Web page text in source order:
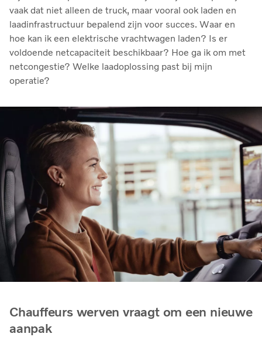
vaak dat niet alleen de truck, maar vooral ook laden en
laadinfrastructuur bepalend zijn voor succes. Waar en
hoe kan ik een elektrische vrachtwagen laden? Is er
voldoende netcapaciteit beschikbaar? Hoe ga ik om met
netcongestie? Welke laadoplossing past bij mijn
operatie?
Chauffeurs werven vraagt om een nieuwe
aanpak